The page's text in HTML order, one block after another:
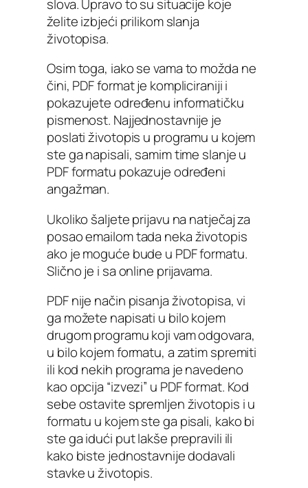
slova. Upravo to su situacije koje
želite izbjeći prilikom slanja
životopisa.
Osim toga, iako se vama to možda ne
čini, PDF format je kompliciraniji i
pokazujete određenu informatičku
pismenost. Najjednostavnije je
poslati životopis u programu u kojem
ste ga napisali, samim time slanje u
PDF formatu pokazuje određeni
angažman.
Ukoliko šaljete prijavu na natječaj za
posao emailom tada neka životopis
ako je moguće bude u PDF formatu.
Slično je i sa online prijavama.
PDF nije način pisanja životopisa, vi
ga možete napisati u bilo kojem
drugom programu koji vam odgovara,
u bilo kojem formatu, a zatim spremiti
ili kod nekih programa je navedeno
kao opcija “izvezi” u PDF format. Kod
sebe ostavite spremljen životopis i u
formatu u kojem ste ga pisali, kako bi
ste ga idući put lakše prepravili ili
kako biste jednostavnije dodavali
stavke u životopis.